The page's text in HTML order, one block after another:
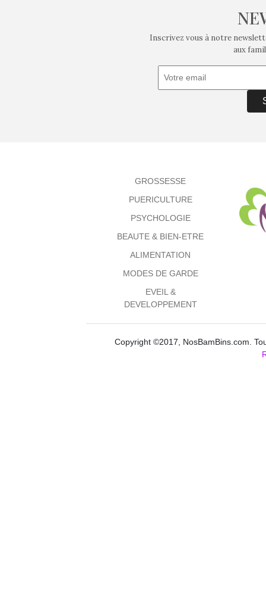
Inscrivez vous à notre
aux
GROSSESSE
PUERICULTURE
PSYCHOLOGIE
BEAUTE & BIEN-ETRE
ALIMENTATION
MODES DE GARDE
EVEIL &
DEVELOPPEMENT
Copyright ©2017, NosBamBins.com.